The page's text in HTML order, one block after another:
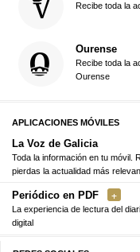
Recibe toda la
Ourense
Recibe toda la
Ourense
APLICACIONES MÓVILES
La Voz de Galicia
Toda la información en tu móvil.
pierdas la actualidad más
Periódico en PDF
La experiencia de lectura del
digital